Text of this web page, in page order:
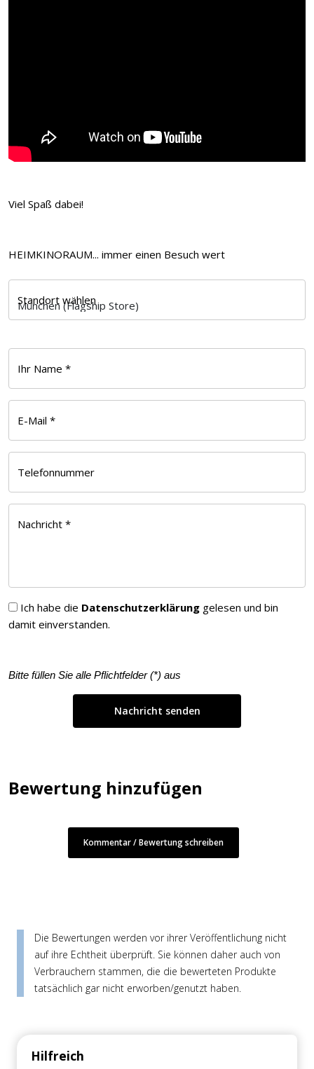
Viel Spaß dabei!
HEIMKINORAUM... immer einen Besuch wert
Standort wählen
Ihr Name *
E-Mail *
Telefonnummer
Nachricht *
Ich habe die Datenschutzerklärung gelesen und bin
damit einverstanden.
Bitte füllen Sie alle Pflichtfelder (*) aus
Bewertung hinzufügen
Kommentar / Bewertung schreiben
Die Bewertungen werden vor ihrer Veröffentlichung nicht
auf ihre Echtheit überprüft. Sie können daher auch von
Verbrauchern stammen, die die bewerteten Produkte
tatsächlich gar nicht erworben/genutzt haben.
Hilfreich